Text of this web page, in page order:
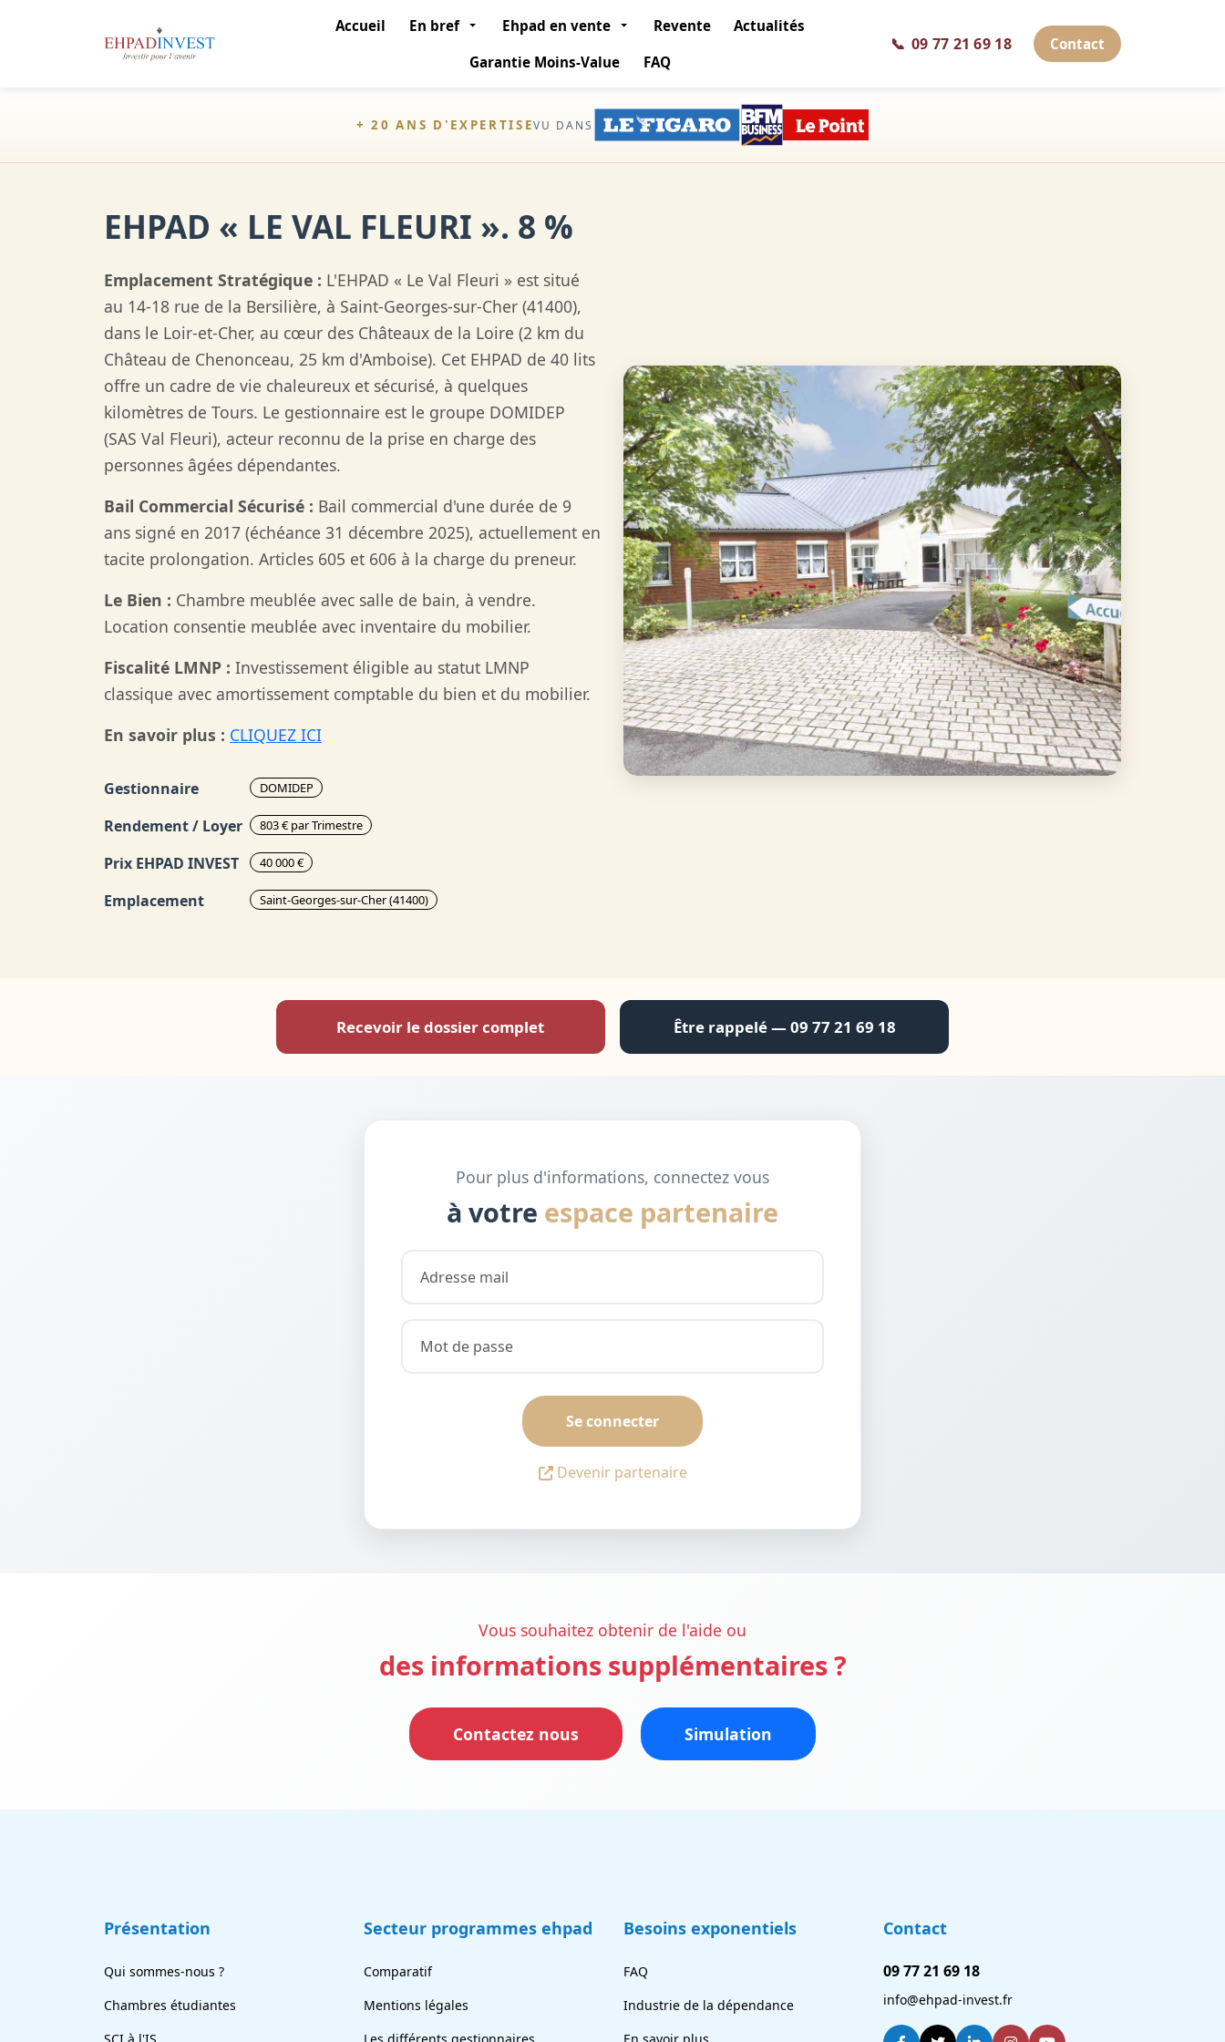
Accueil En bref Ehpad en vente Revente
Actualités
Garantie Moins-Value
FAQ
📞 09 77 21 69 18 Contact
+ 20 ANS D'EXPERTISEVU DANS
EHPAD « LE VAL FLEURI ». 8 %
Emplacement Stratégique : L'EHPAD « Le Val Fleuri » est situé
au 14-18 rue de la Bersilière, à Saint-Georges-sur-Cher (41400),
dans le Loir-et-Cher, au cœur des Châteaux de la Loire (2 km du
Château de Chenonceau, 25 km d'Amboise). Cet EHPAD de 40 lits
offre un cadre de vie chaleureux et sécurisé, à quelques
kilomètres de Tours. Le gestionnaire est le groupe DOMIDEP
(SAS Val Fleuri), acteur reconnu de la prise en charge des
personnes âgées dépendantes.
Bail Commercial Sécurisé : Bail commercial d'une durée de 9
ans signé en 2017 (échéance 31 décembre 2025), actuellement en
tacite prolongation. Articles 605 et 606 à la charge du preneur.
Le Bien : Chambre meublée avec salle de bain, à vendre.
Location consentie meublée avec inventaire du mobilier.
Fiscalité LMNP : Investissement éligible au statut LMNP
classique avec amortissement comptable du bien et du mobilier.
En savoir plus : CLIQUEZ ICI
Gestionnaire DOMIDEP
Rendement / Loyer 803 € par Trimestre
Prix EHPAD INVEST 40 000 €
Emplacement Saint-Georges-sur-Cher (41400)
Recevoir le dossier complet Être rappelé — 09 77 21 69 18
Pour plus d'informations, connectez vous
à votre espace partenaire
Se connecter
Devenir partenaire
Vous souhaitez obtenir de l'aide ou
des informations supplémentaires ?
Contactez nous Simulation
Présentation
Qui sommes-nous ?
Chambres étudiantes
SCI à l'IS
Secteur programmes ehpad
Comparatif
Mentions légales
Les différents gestionnaires
Besoins exponentiels
FAQ
Industrie de la dépendance
En savoir plus
Contact
09 77 21 69 18
info@ehpad-invest.fr